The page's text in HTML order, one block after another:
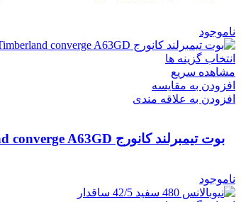
ناموجود
انتخاب گزینه ها
مشاهده سریع
افزودن به مقایسه
افزودن به علاقه مندی
بوت تیمبرلند کانورج Timberland converge A63GD
ناموجود